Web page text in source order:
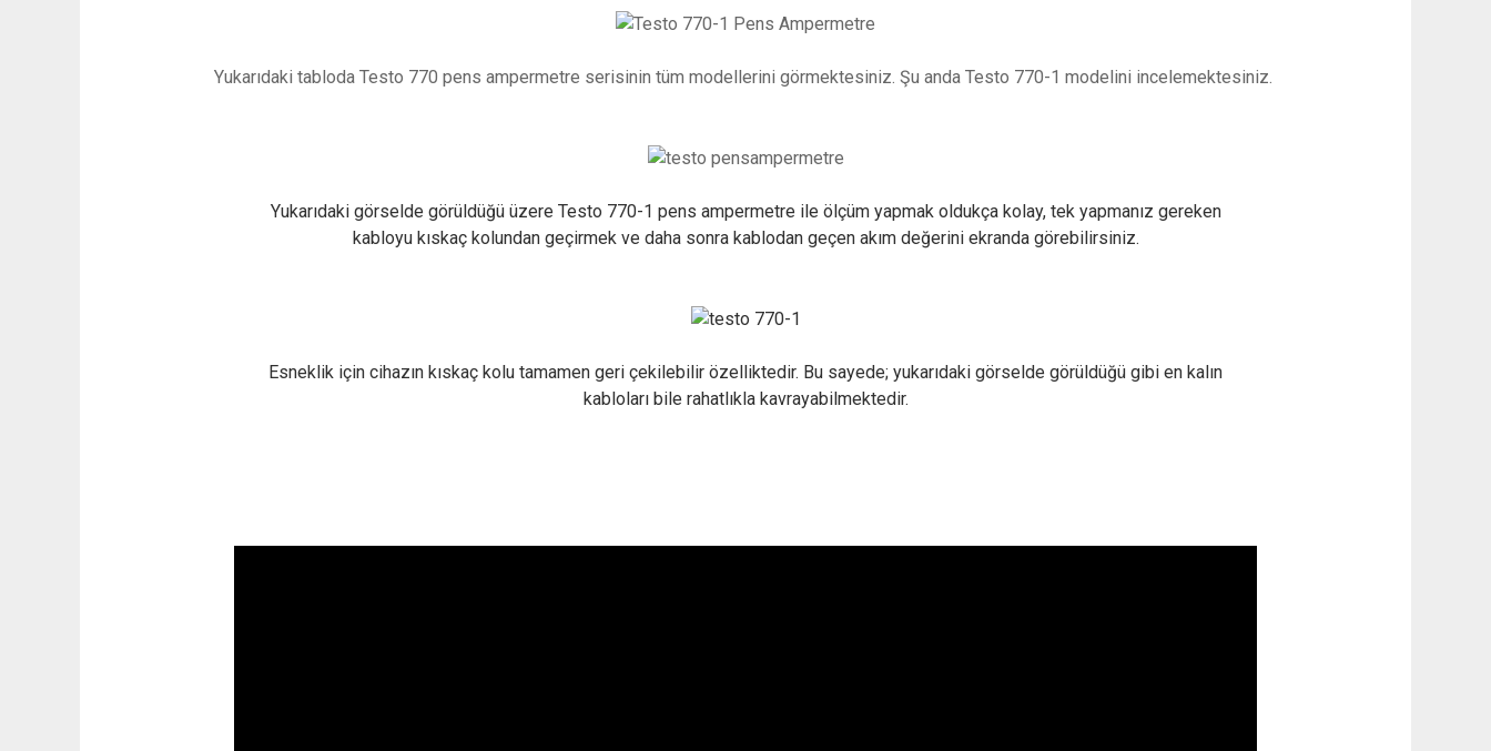
Yukarıdaki tabloda Testo 770 pens ampermetre serisinin tüm modellerini görmektesiniz. Şu anda Testo 770-1 modelini incelemektesiniz.
Yukarıdaki görselde görüldüğü üzere Testo 770-1 pens ampermetre ile ölçüm yapmak oldukça kolay, tek yapmanız gereken
kabloyu kıskaç kolundan geçirmek ve daha sonra kablodan geçen akım değerini ekranda görebilirsiniz.
Esneklik için cihazın kıskaç kolu tamamen geri çekilebilir özelliktedir. Bu sayede; yukarıdaki görselde görüldüğü gibi en kalın
kabloları bile rahatlıkla kavrayabilmektedir.